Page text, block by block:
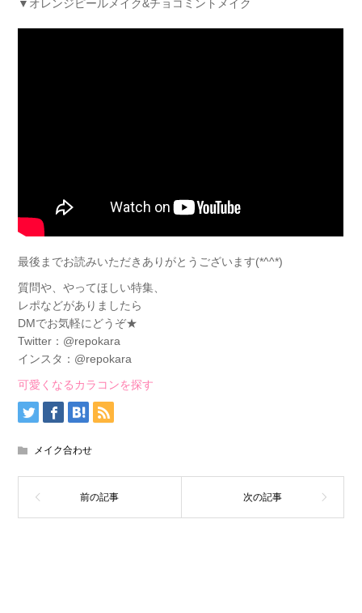
▼オレンジピールメイク&チョコミントメイク
最後までお読みいただきありがとうございます(*^^*)
質問や、やってほしい特集、
レポなどがありましたら
DMでお気軽にどうぞ★
Twitter：@repokara
インスタ：@repokara
可愛くなるカラコンを探す
メイク合わせ